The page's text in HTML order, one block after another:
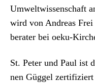
Umweltwissenschaft
wird von Andreas
ber­ater bei oeku-
St. Peter und Paul ist
nen Güggel